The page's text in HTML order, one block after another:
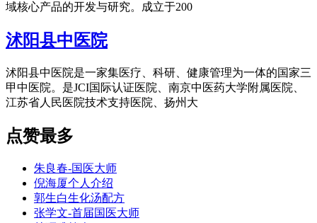
域核心产品的开发与研究。成立于200
沭阳县中医院
沭阳县中医院是一家集医疗、科研、健康管理为一体的国家三
甲中医院。是JCI国际认证医院、南京中医药大学附属医院、
江苏省人民医院技术支持医院、扬州大
点赞最多
朱良春-国医大师
倪海厦个人介绍
郭生白生化汤配方
张学文-首届国医大师